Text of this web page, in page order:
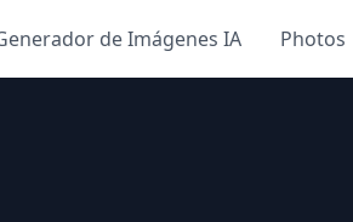
de Imágenes IA Photos